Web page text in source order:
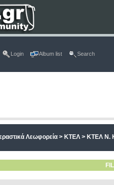
Login Album list Search
Λεωφορεία> ΚΤΕΛ> ΚΤΕΛ Ν.